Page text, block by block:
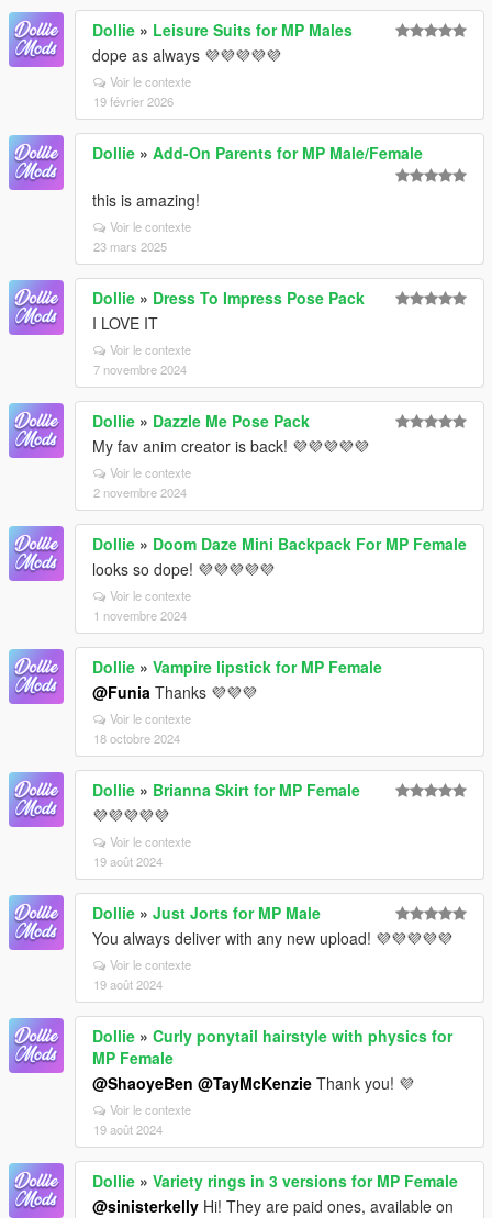
Dollie » Leisure Suits for MP Males
dope as always 💜💜💜💜💜
Voir le contexte
19 février 2026
Dollie » Add-On Parents for MP Male/Female
this is amazing!
Voir le contexte
23 mars 2025
Dollie » Dress To Impress Pose Pack
I LOVE IT
Voir le contexte
7 novembre 2024
Dollie » Dazzle Me Pose Pack
My fav anim creator is back! 💜💜💜💜💜
Voir le contexte
2 novembre 2024
Dollie » Doom Daze Mini Backpack For MP Female
looks so dope! 💜💜💜💜💜
Voir le contexte
1 novembre 2024
Dollie » Vampire lipstick for MP Female
@Funia Thanks 💜💜💜
Voir le contexte
18 octobre 2024
Dollie » Brianna Skirt for MP Female
💜💜💜💜💜
Voir le contexte
19 août 2024
Dollie » Just Jorts for MP Male
You always deliver with any new upload! 💜💜💜💜💜
Voir le contexte
19 août 2024
Dollie » Curly ponytail hairstyle with physics for
MP Female
@ShaoyeBen @TayMcKenzie Thank you! 💜
Voir le contexte
19 août 2024
Dollie » Variety rings in 3 versions for MP Female
@sinisterkelly Hi! They are paid ones, available on